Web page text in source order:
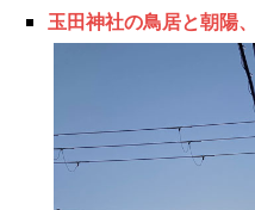
玉田神社の鳥居と朝陽